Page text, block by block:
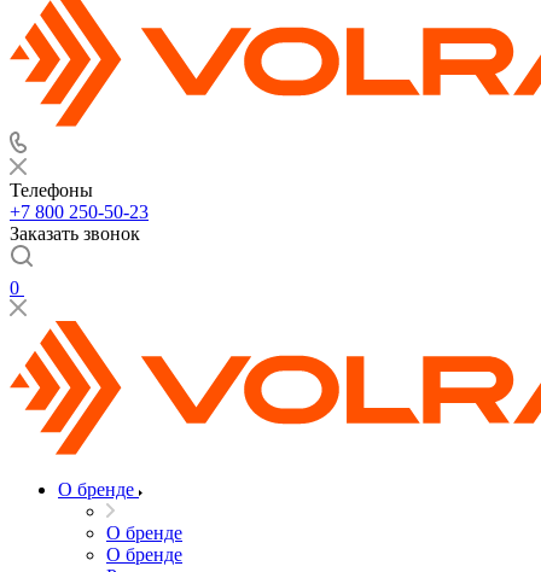
Телефоны
+7 800 250-50-23
Заказать звонок
0
О бренде
О бренде
О бренде